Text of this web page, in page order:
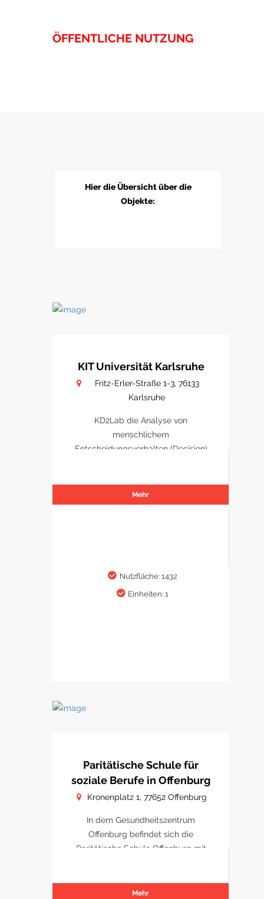
ÖFFENTLICHE NUTZUNG
Hier die Übersicht über die
Objekte:
KIT Universität Karlsruhe
Fritz-Erler-Straße 1-3, 76133
Karlsruhe
KD2Lab die Analyse von
menschlichem
Entscheidungsverhalten (Decision)
Mehr
Nutzfläche: 1432
Einheiten: 1
Paritätische Schule für
soziale Berufe in Offenburg
Kronenplatz 1, 77652 Offenburg
In dem Gesundheitszentrum
Offenburg befindet sich die
Paritätische Schule Offenburg mit
Mehr